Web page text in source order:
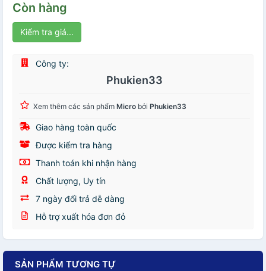
Còn hàng
Kiểm tra giá...
Công ty:
Phukien33
Xem thêm các sản phẩm Micro bởi Phukien33
Giao hàng toàn quốc
Được kiểm tra hàng
Thanh toán khi nhận hàng
Chất lượng, Uy tín
7 ngày đổi trả dễ dàng
Hỗ trợ xuất hóa đơn đỏ
SẢN PHẨM TƯƠNG TỰ